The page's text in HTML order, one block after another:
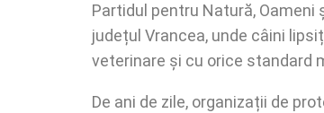
Partidul pentru Natură,
județul Vrancea, unde câini
veterinare și cu orice standard
De ani de zile, organizații de